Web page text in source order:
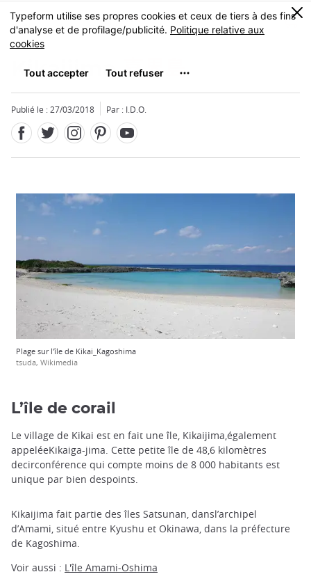
Skip
to
main
MENU
0
Kikaijima喜界島
Publié le : 27/03/2018 Par : I.D.O.
Plage sur l'île de Kikai_Kagoshima
tsuda, Wikimedia
L’île de corail
Le village de Kikai est en fait une île, Kikaijima,également
appeléeKikaiga-jima. Cette petite île de 48,6 kilomètres
decirconférence qui compte moins de 8 000 habitants est
unique par bien despoints.
Kikaijima fait partie des îles Satsunan, dansl’archipel
d’Amami, situé entre Kyushu et Okinawa, dans la préfecture
de Kagoshima.
Voir aussi : L'île Amami-Oshima